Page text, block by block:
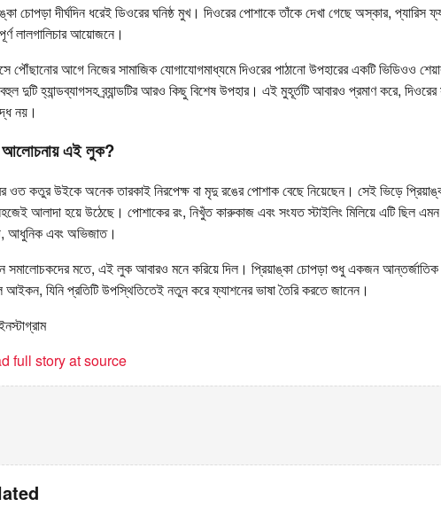
চোপড়া দীর্ঘদিন ধরেই ডিওরের ঘনিষ্ঠ মুখ। দিওরের পোশাকে তাঁকে দেখা গেছে অস্কার, প্যারিস
লালগালিচার আয়োজনে।
পৌঁছানোর আগে নিজের সামাজিক যোগাযোগমাধ্যমে দিওরের পাঠানো উপহারের একটি ভিডিওও
দুটি হ্যান্ডব্যাগসহ ব্র্যান্ডটির আরও কিছু বিশেষ উপহার। এই মুহূর্তটি আবারও প্রমাণ করে, দিওরের
নয়।
আলোচনায় এই লুক?
ওত কতুর উইকে অনেক তারকাই নিরপেক্ষ বা মৃদু রঙের পোশাক বেছে নিয়েছেন। সেই ভিড়ে
আলাদা হয়ে উঠেছে। পোশাকের রং, নিখুঁত কারুকাজ এবং সংযত স্টাইলিং মিলিয়ে এটি ছিল
আধুনিক এবং অভিজাত।
সমালোচকদের মতে, এই লুক আবারও মনে করিয়ে দিল। প্রিয়াঙ্কা চোপড়া শুধু একজন
আইকন, যিনি প্রতিটি উপস্থিতিতেই নতুন করে ফ্যাশনের ভাষা তৈরি করতে জানেন।
full story at source